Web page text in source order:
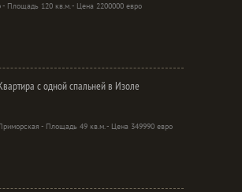
- Площадь 120 кв.м. - Цена 2200000 евро
с одной спальней в Изоле
- Площадь 49 кв.м. - Цена 349990 евро